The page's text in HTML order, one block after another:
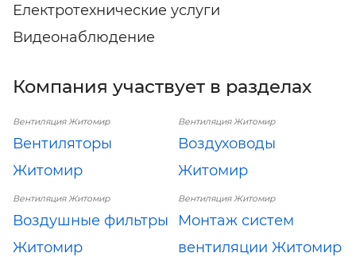
Електротехнические услуги
Видеонаблюдение
Компания участвует в разделах
Вентиляция Житомир
Вентиляторы
Житомир
Вентиляция Житомир
Воздуховоды
Житомир
Вентиляция Житомир
Воздушные фильтры
Житомир
Вентиляция Житомир
Монтаж систем
вентиляции Житомир